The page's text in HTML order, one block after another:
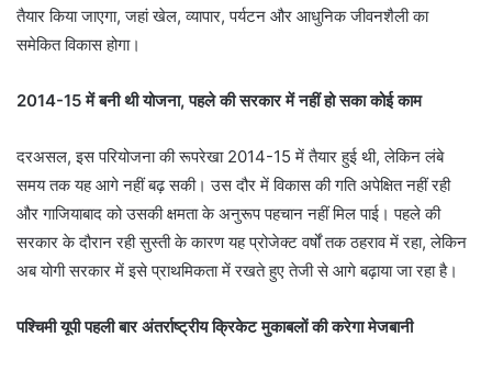
तैयार किया जाएगा, जहां खेल, व्यापार, पर्यटन और आधुनिक जीवनशैली का
समेकित विकास होगा।
2014-15 में बनी थी योजना, पहले की सरकार में नहीं हो सका कोई काम
दरअसल, इस परियोजना की रूपरेखा 2014-15 में तैयार हुई थी, लेकिन लंबे
समय तक यह आगे नहीं बढ़ सकी। उस दौर में विकास की गति अपेक्षित नहीं रही
और गाजियाबाद को उसकी क्षमता के अनुरूप पहचान नहीं मिल पाई। पहले की
सरकार के दौरान रही सुस्ती के कारण यह प्रोजेक्ट वर्षों तक ठहराव में रहा, लेकिन
अब योगी सरकार में इसे प्राथमिकता में रखते हुए तेजी से आगे बढ़ाया जा रहा है।
पश्चिमी यूपी पहली बार अंतर्राष्ट्रीय क्रिकेट मुकाबलों की करेगा मेजबानी